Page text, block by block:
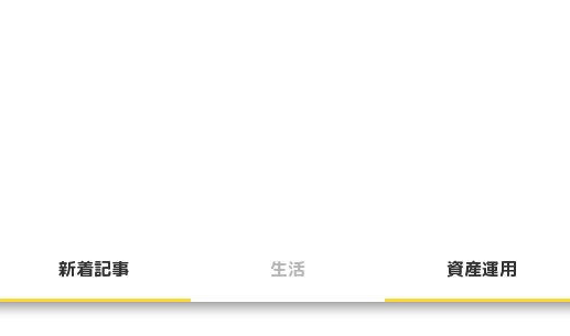
新着記事 生活 資産運用